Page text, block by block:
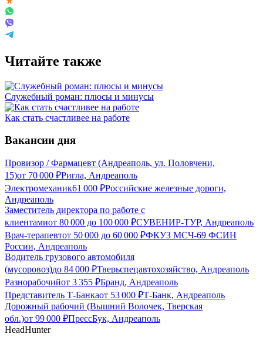
Читайте также
Служебный роман: плюсы и минусы
Как стать счастливее на работе
Вакансии дня
Провизор / Фармацевт (Андреаполь, ул. Половчени,
15)от 70 000 ₽Ригла, Андреаполь
Электромеханик61 000 ₽Российские железные дороги,
Андреаполь
Заместитель директора по работе с
клиентамиот 80 000 до 100 000 ₽СУВЕНИР-ТУР, Андреаполь
Врач-терапевтот 50 000 до 60 000 ₽ФКУЗ МСЧ-69 ФСИН
России, Андреаполь
Водитель грузового автомобиля
(мусоровоз)до 84 000 ₽Тверьспецавтохозяйство, Андреаполь
Разнорабочийот 3 355 ₽Бранд, Андреаполь
Представитель Т-Банкаот 53 000 ₽Т-Банк, Андреаполь
Дорожный рабочий (Вышний Волочек, Тверская
обл.)от 99 000 ₽ПрессБук, Андреаполь
HeadHunter